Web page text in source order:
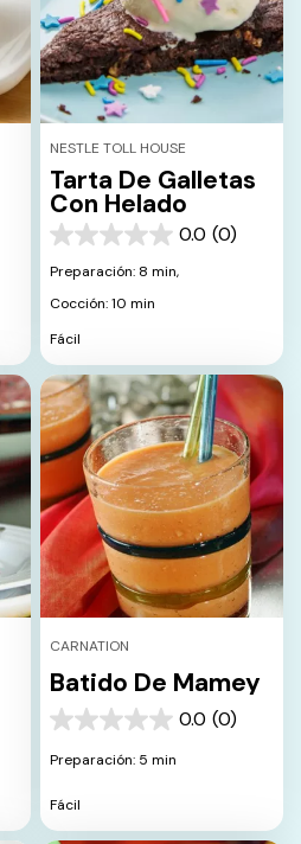
NESTLE TOLL HOUSE
Tarta De Galletas
Con Helado
0.0 (0)
0.0
de
estrellas.
Preparación: 8 min,
Cocción: 10 min
Fácil
CARNATION
Batido De Mamey
0.0 (0)
0.0
5
Preparación: 5 min
Fácil